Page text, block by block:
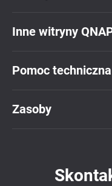
Inne witryny
Pomoc techniczna
Zasoby